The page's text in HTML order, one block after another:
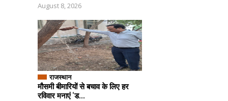
August 8, 2026
राजस्थान
मौसमी बीमारियों से बचाव के लिए हर
रविवार मनाएं ‘ड...